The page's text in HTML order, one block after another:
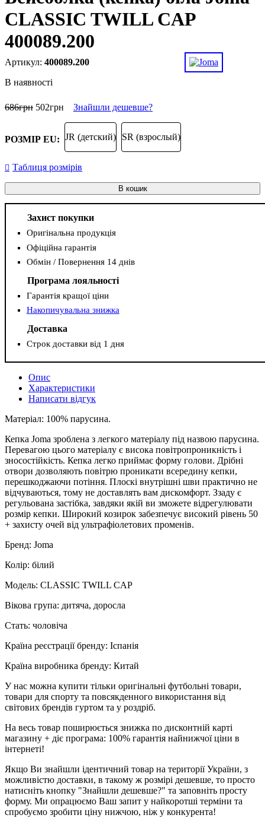
CLASSIC TWILL CAP
400089.200
400089.200
В наявності
686грн 502грн Знайшли дешевше?
РОЗМІР EU: JR (детский) SR (взрослый)
Таблиця розмірів
В кошик
Захист покупки
Оригінальна продукція
Офіційна гарантія
Обмін / Повернення 14 днів
Програма лояльності
Гарантія кращої ціни
Накопичувальна знижка
Доставка
Строк доставки від 1 дня
Опис
Характеристики
Написати відгук
Матеріал: 100% парусина.
Кепка Joma зроблена з легкого матеріалу під назвою парусина.
Перевагою цього матеріалу є висока повітропроникність і
зносостійкість. Кепка легко приймає форму голови. Дрібні
отвори дозволяють повітрю проникати всередину кепки,
перешкоджаючи потіння. Плоскі внутрішні шви практично не
відчуваються, тому не доставлять вам дискомфорт. Ззаду є
регульована застібка, завдяки якій ви зможете відрегулювати
розмір кепки. Широкий козирок забезпечує високий рівень 50
+ захисту очей від ультрафіолетових променів.
Бренд: Joma
Колір: білий
Модель: CLASSIC TWILL CAP
Вікова група: дитяча, доросла
Стать: чоловіча
Країна реєстрації бренду: Іспанія
Країна виробника бренду: Китай
У нас можна купити тільки оригінальні футбольні товари,
товари для спорту та повсякденного використання від
світових брендів гуртом та у роздріб.
На весь товар поширюється знижка по дисконтній карті
магазину + діє програма: 100% гарантія найнижчої ціни в
інтернеті!
Якщо Ви знайшли ідентичний товар на території України, з
можливістю доставки, в такому ж розмірі дешевше, то просто
натисніть кнопку "Знайшли дешевше?" та заповніть просту
форму. Ми опрацюємо Ваш запит у найкоротші терміни та
спробуємо зробити ціну нижчою, ніж у конкурента!